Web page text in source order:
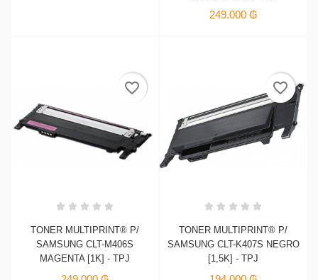
249.000 ₲
TONER MULTIPRINT® P/
SAMSUNG CLT-M406S
MAGENTA [1K] - TPJ
favorite_border
TONER MULTIPRINT® P/
SAMSUNG CLT-K407S NEGRO
[1,5K] - TPJ
favorite_border